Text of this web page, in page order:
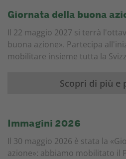
Giornata della buona
Il 22 maggio 2027 si terrà
buona azione». Partecipa
mobilitare insieme tutta la
Scopri di più e
Immagini 2026
Il 30 maggio 2026 è stata la
azione»: abbiamo mobilitato il